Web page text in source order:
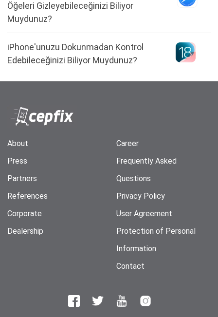
Öğeleri Gizleyebileceğinizi Biliyor
Muydunuz?
iPhone'unuzu Dokunmadan Kontrol
Edebileceğinizi Biliyor Muydunuz?
About
Press
Partners
References
Corporate
Dealership
Career
Frequently Asked
Questions
Privacy Policy
User Agreement
Protection of Personal
Information
Contact